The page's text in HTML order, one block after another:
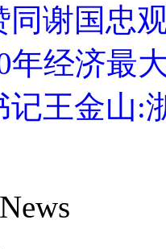
同谢国忠
年经济最
记王金山: